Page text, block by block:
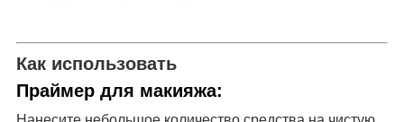
Как использовать
Праймер для макияжа: